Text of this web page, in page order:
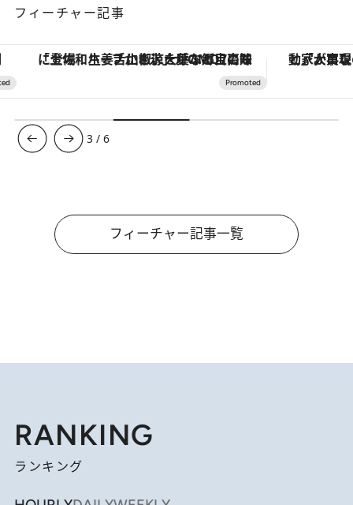
フィーチャー記事
「土佐和ハーブかき氷」がOMO7高知に登場！生姜、山椒、大葉など目にも舌にも涼を呼ぶ郷土の味
3 /6
フィーチャー記事一覧
RANKING
ランキング